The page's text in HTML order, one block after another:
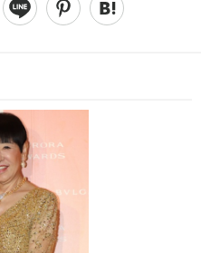
その他
映画・ドラマ